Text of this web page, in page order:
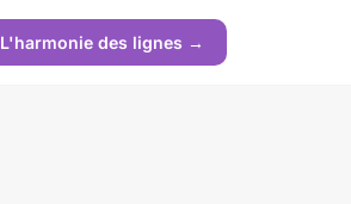
L'harmonie des lignes →